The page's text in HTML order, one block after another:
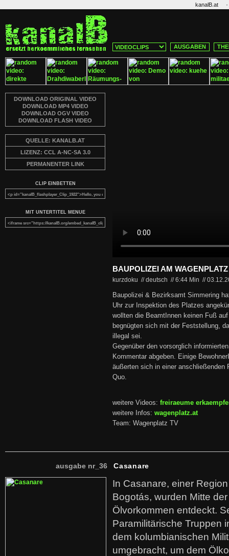
kanalB.at ·
AUSGABEN
DOWNLOAD ORIGINAL VIDEO
DOWNLOAD MP4 VIDEO
DOWNLOAD OGV VIDEO
DOWNLOAD FLASH VIDEO
QUELLE: KANALB.AT
LIZENZ: CCL A-NC-SA 3.0
PERMANENTER LINK
CLIP EINBETTEN
MIT UNTERTITEL MENUE
BAUPOLIZEI AM
kurzdoku // deutsch //6:44 Min //
Baupolizei & Bezirksamt Simmering
Uhr zur Inspektion des Platzes
wollten die BeamtInnen keinen Fuß
begnügten sich mit der Feststellung,
illegal sei.
Gegenüber den vorsorglich
Kommentar abgeben. Einige
äußerten sich in einer anschließenden
Quo.
weitere Videos: freiraeume
weitere Infos: wagenplatz.at
Team: Wagenplatz TV
ausgabe nr_36 Casanare
In Casanare, einer
Bogotás, wurden Mitte
Ölvorkommen entdeckt.
Paramilitärische Truppen
dem kolumbianischen
umgebracht, um dem